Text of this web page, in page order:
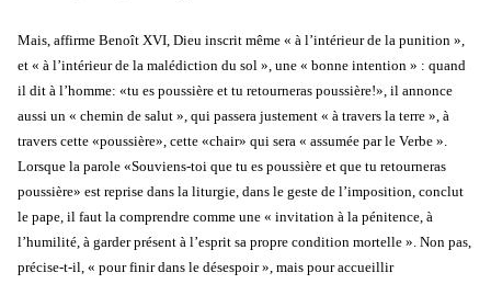
Mais, affirme Benoît XVI, Dieu inscrit même « à l’intérieur de la punition »,
et « à l’intérieur de la malédiction du sol », une « bonne intention » : quand
il dit à l’homme: «tu es poussière et tu retourneras poussière!», il annonce
aussi un « chemin de salut », qui passera justement « à travers la terre », à
travers cette «poussière», cette «chair» qui sera « assumée par le Verbe ».
Lorsque la parole «Souviens-toi que tu es poussière et que tu retourneras
poussière» est reprise dans la liturgie, dans le geste de l’imposition, conclut
le pape, il faut la comprendre comme une « invitation à la pénitence, à
l’humilité, à garder présent à l’esprit sa propre condition mortelle ». Non pas,
précise-t-il, « pour finir dans le désespoir », mais pour accueillir